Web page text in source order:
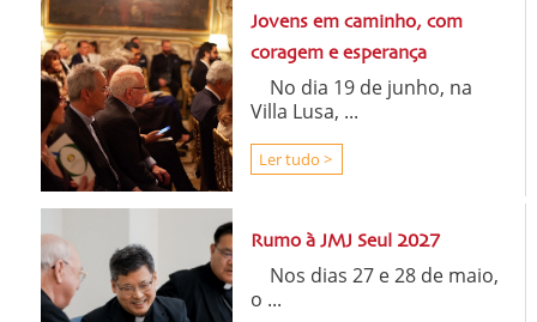
Jovens em caminho, com
coragem e esperança
No dia 19 de junho, na
Villa Lusa, ...
Ler tudo >
Rumo à JMJ Seul 2027
Nos dias 27 e 28 de maio,
o ...